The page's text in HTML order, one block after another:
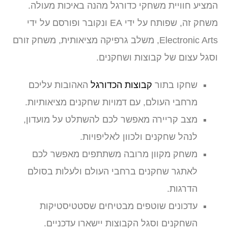
המציע חוויית משחקי כדורגל מהנה באיכות מעולה.
משחק זה, שפותח על ידי EA ונקובר ופורסם על ידי
Electronic Arts, משלב גרפיקה מציאותית, משחק זורם
וסגל עצום של קבוצות ושחקנים.
שחקו בתורקבוצות הכדורגלהאהובות עליכם
מרחבי העולם, עם דמויות שחקנים מציאותיות.
מצב קריירה מאפשר לכם להשתלט על מועדון,
לנהל שחקנים ולכוון לאליפויות.
משחק מקוון מרובה משתתפים מאפשר לכם
לאתגר שחקנים ברחבי העולם ולעלות בסולם
הדרגות.
עדכונים שוטפים מבטיחים שסטטיסטיקות
השחקנים וסגל הקבוצות יישארו עדכניים.